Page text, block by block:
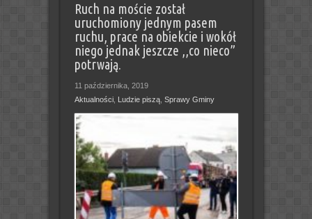
Ruch na moście został
uruchomiony jednym pasem
ruchu, prace na obiekcie i wokół
niego jednak jeszcze ,,co nieco”
potrwają.
11 października, 2019
Aktualności, Ludzie piszą, Sprawy Gminy